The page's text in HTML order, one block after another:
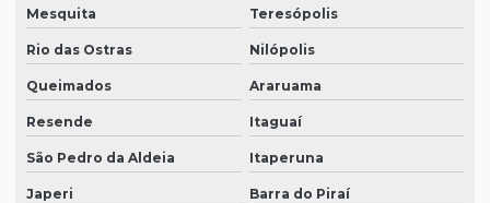
Auditorias asseguração relato gri
Consultoria em gestão patrimonial
Consultoria recuperação judicial
Consultoria trabalhista para empresas
Mesquita Teresópolis
Rio das Ostras Nilópolis
Queimados Araruama
Resende Itaguaí
São Pedro da Aldeia Itaperuna
Japeri Barra do Piraí